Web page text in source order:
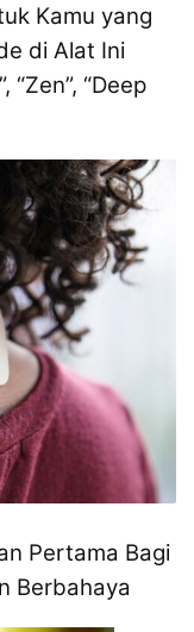
Kamu yang
di Alat Ini
“Zen”, “Deep
Pertama Bagi
Berbahaya